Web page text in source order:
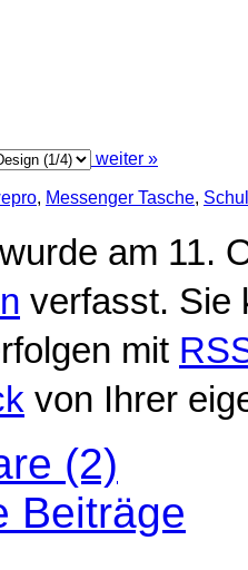
weiter »
, Messenger Tasche,
am 11.
verfasst. Sie
mit
von Ihrer
(2)
Beiträge